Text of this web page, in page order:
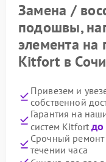
Замена /
подошвы,
элемента на
Kitfort в Сочи
Привезем и
собственной
Гарантия на
систем Kitfortдо
Срочный ремонт
течении часа